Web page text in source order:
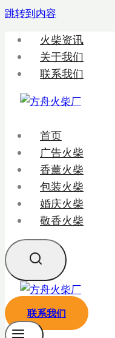
跳转到内容
火柴资讯
关于我们
联系我们
首页
广告火柴
香薰火柴
包装火柴
婚庆火柴
敬香火柴
联系我们